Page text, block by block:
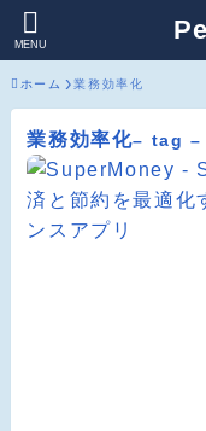
MENU
ホーム 業務効率化
業務効率化– tag –